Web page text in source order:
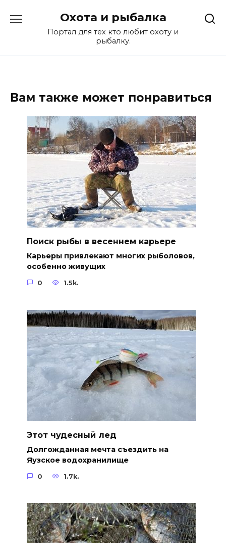
содержанию
Охота и рыбалка
Портал для тех кто любит охоту и
рыбалку.
Вам также может понравиться
Поиск рыбы в весеннем карьере
Карьеры привлекают многих рыболовов,
особенно живущих
0 1.5k.
Этот чудесный лед
Долгожданная мечта съездить на
Яузское водохранилище
0 1.7k.